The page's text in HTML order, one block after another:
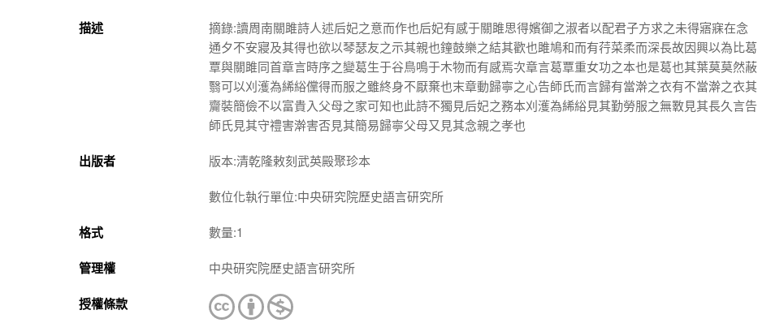
描述
摘錄:讀周南關雎詩人述后妃之意而作也后妃有感于關雎思得嬪御之淑者以配君子方求之未得寤寐在念
通夕不安寢及其得也欲以琴瑟友之示其親也鐘鼓樂之結其歡也雎鳩和而有荇菜柔而深長故因興以為比葛
覃與關雎同首章言時序之變葛生于谷鳥鳴于木物而有感焉次章言葛覃重女功之本也是葛也其葉莫莫然蔽
翳可以刈濩為絺綌儻得而服之雖終身不厭棄也末章動歸寧之心告師氏而言歸有當澣之衣有不當澣之衣其
齎裝簡儉不以富貴入父母之家可知也此詩不獨見后妃之務本刈濩為絺綌見其勤勞服之無斁見其長久言告
師氏見其守禮害澣害否見其簡易歸寧父母又見其念親之孝也
出版者 版本:清乾隆敕刻武英殿聚珍本
數位化執行單位:中央研究院歷史語言研究所
格式 數量:1
管理權 中央研究院歷史語言研究所
授權條款